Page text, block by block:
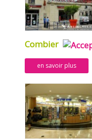
Combier
en savoir plus